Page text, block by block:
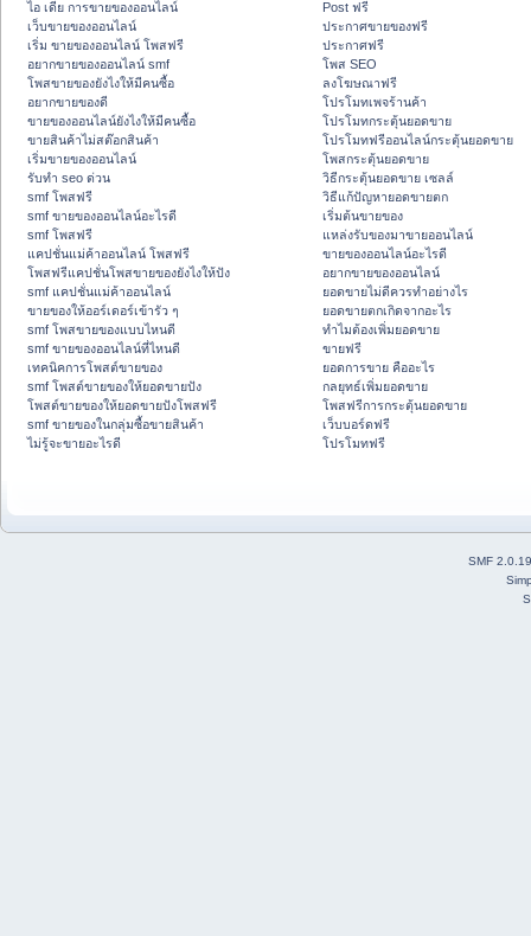
ไอ เดีย การขายของออนไลน์
เว็บขายของออนไลน์
เริ่ม ขายของออนไลน์ โพสฟรี
อยากขายของออนไลน์ smf
โพสขายของยังไงให้มีคนซื้อ
อยากขายของดี
ขายของออนไลน์ยังไงให้มีคนซื้อ
ขายสินค้าไม่สต๊อกสินค้า
เริ่มขายของออนไลน์
รับทำ seo ด่วน
smf โพสฟรี
smf ขายของออนไลน์อะไรดี
smf โพสฟรี
แคปชั่นแม่ค้าออนไลน์ โพสฟรี
โพสฟรีแคปชั่นโพสขายของยังไงให้ปัง
smf แคปชั่นแม่ค้าออนไลน์
ขายของให้ออร์เดอร์เข้ารัว ๆ
smf โพสขายของแบบไหนดี
smf ขายของออนไลน์ที่ไหนดี
เทคนิคการโพสต์ขายของ
smf โพสต์ขายของให้ยอดขายปัง
โพสต์ขายของให้ยอดขายปังโพสฟรี
smf ขายของในกลุ่มซื้อขายสินค้า
ไม่รู้จะขายอะไรดี
Post ฟรี
ประกาศขายของฟรี
ประกาศฟรี
โพส SEO
ลงโฆษณาฟรี
โปรโมทเพจร้านค้า
โปรโมทกระตุ้นยอดขาย
โปรโมทฟรีออนไลน์กระตุ้นยอดขาย
โพสกระตุ้นยอดขาย
วิธีกระตุ้นยอดขาย เซลล์
วิธีแก้ปัญหายอดขายตก
เริ่มต้นขายของ
แหล่งรับของมาขายออนไลน์
ขายของออนไลน์อะไรดี
อยากขายของออนไลน์
ยอดขายไม่ดีควรทำอย่างไร
ยอดขายตกเกิดจากอะไร
ทำไมต้องเพิ่มยอดขาย
ขายฟรี
ยอดการขาย คืออะไร
กลยุทธ์เพิ่มยอดขาย
โพสฟรีการกระตุ้นยอดขาย
เว็บบอร์ดฟรี
โปรโมทฟรี
SMF 2.0.19